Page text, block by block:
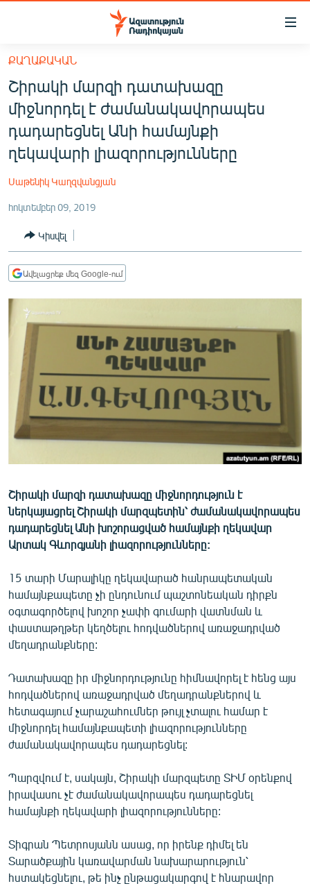
Մատչելիության
հիմնական
բովանդակությանը
Անցնել
հիմնական
մենյուին
Որոնում
ՀԱՅԱՍՏԱՆ
ՔԱՂԱՔԱԿԱՆ
ԸՆՏՐՈՒԹՅՈՒՆՆԵՐ 2026
ՊԱՏԵՐԱԶՄԻ 6 ՇԱԲԱԹՆԵՐԸ
ՏԱՐԱԾԱՇՐՋԱՆ
ՄԻՋԱԶԳԱՅԻՆ
ՄՇԱԿՈՒՅԹ
ՍՊՈՐՏ
ՄԵԿՆԱԲԱՆՈՒԹՅՈՒՆ
ՏՏ ԵՒ ԻՆՏԵՐՆԵՏ
ՏԵՍԱՆՅՈՒԹԵՐ
ԲԱՆԱՎԵՃ
ՁԳՏԵԼՈՎ ԼԱՎԱԳՈՒՅՆԻՆ
ՓՈԴՔԱՍԹ
Հայերեն
English
ՀԵՏԵՎԵՔ ՄԵԶ
«Ազատության» բոլոր կայքերը
ՔԱՂԱՔԱԿԱՆ
Շիրակի մարզի դատախազը
միջնորդել է ժամանակավորապես
դադարեցնել Անի համայնքի
ղեկավարի լիազորությունները
Սաթենիկ Կաղզվանցյան
հոկտեմբեր 09, 2019
Կիսվել
Ավելացրեք մեզ Google-ում
Շիրակի մարզի դատախազը միջնորդություն է
ներկայացրել Շիրակի մարզպետին՝ ժամանակավորապես
դադարեցնել Անի խոշորացված համայնքի ղեկավար
Արտակ Գևորգյանի լիազորությունները:
15 տարի Մարալիկը ղեկավարած հանրապետական
համայնքապետը չի ընդունում պաշտոնեական դիրքն
օգտագործելով խոշոր չափի գումարի վատնման և
փաստաթղթեր կեղծելու հոդվածներով առաջադրված
մեղադրանքները:
Դատախազը իր միջնորդությունը հիմնավորել է հենց այս
հոդվածներով առաջադրված մեղադրանքներով և
հետագայում չարաշահումներ թույլ չտալու համար է
միջնորդել համայնքապետի լիազորությունները
ժամանակավորապես դադարեցնել:
Պարզվում է, սակայն, Շիրակի մարզպետը ՏԻՄ օրենքով
իրավասու չէ ժամանակավորապես դադարեցնել
համայնքի ղեկավարի լիազորությունները:
Տիգրան Պետրոսյանն ասաց, որ իրենք դիմել են
Տարածքային կառավարման նախարարություն՝
հստակեցնելու, թե ինչ ընթացակարգով է հնարավոր